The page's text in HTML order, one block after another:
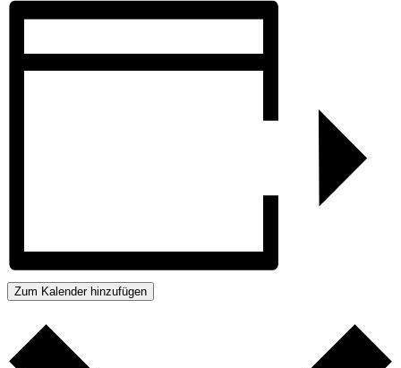
Zum Kalender hinzufügen